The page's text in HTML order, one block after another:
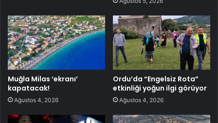
Muğla Milas ‘ekranı’
kapatacak!
Ağustos 4, 2026
Ordu’da “Engelsiz Rota”
etkinliği yoğun ilgi görüyor
Ağustos 4, 2026